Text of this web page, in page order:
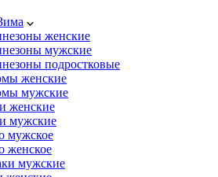
женские
мужские
подростковые
женские
мужские
женские
мужские
мужское
женское
мужские